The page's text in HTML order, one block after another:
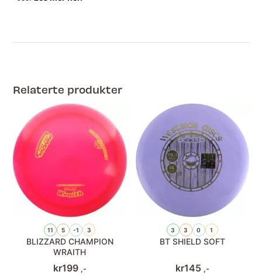
Relaterte produkter
11 5 -1 3
BLIZZARD CHAMPION
WRAITH
kr199 ,-
3 3 0 1
BT SHIELD SOFT
kr145 ,-